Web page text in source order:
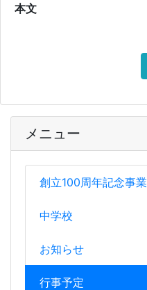
メニュー
創立100周年記念事業
中学校
お知らせ
行事予定
本文